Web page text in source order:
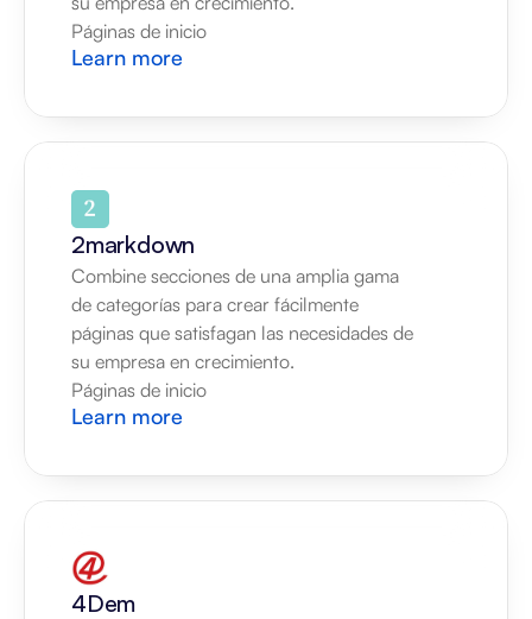
Páginas de inicio
Learn more
2markdown
Combine secciones de una amplia gama
de categorías para crear fácilmente
páginas que satisfagan las necesidades de
su empresa en crecimiento.
Páginas de inicio
Learn more
4Dem